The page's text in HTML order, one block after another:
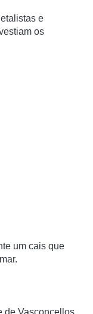
e
os
um cais que
de Vasconcellos